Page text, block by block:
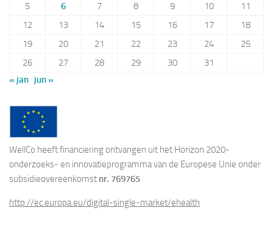
5
6 7 8 9 10
11
12
13 14 15 16 17
18
19
20 21 22 23 24
25
26
27 28 29 30
31
« jan jun »
WellCo heeft financiering ontvangen uit het Horizon 2020-
onderzoeks- en innovatieprogramma van de Europese Unie onder
subsidieovereenkomst nr. 769765
http://ec.europa.eu/digital-single-market/ehealth